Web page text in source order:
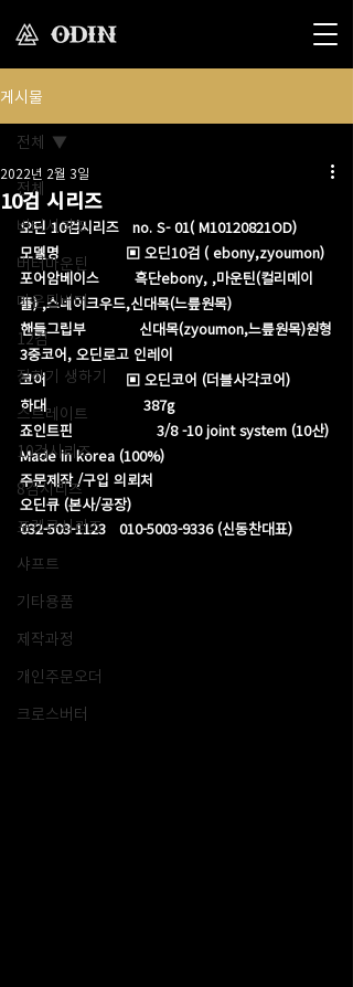
게시물
전체
버터시리즈
버터마운틴
마운틴버터
12검
장하기 생하기
스트레이트
10검시리즈
8검시리즈
포켓큐시리즈
샤프트
기타용품
제작과정
개인주문오더
크로스버터
전체
10검 시리즈
2022년 2월 3일
오딘 10검시리즈   no. S- 01( M10120821OD)
모델명               ▣ 오딘10검 ( ebony,zyoumon)
포어암베이스        흑단ebony, ,마운틴(컬리메이
플) ,스네이크우드,신대목(느릎원목)
핸들그립부            ​신대목(zyoumon,느릎원목)원형
3중코어, 오딘로고 인레이
코어                  ▣ 오딘코어 (더블사각코어)
하대                      387g​
죠인트핀                   3/8 -10 joint system (10산)
Made in korea (100%)
주문제작 /구입 의뢰처
오딘큐 (본사/공장)
032-503-1123   010-5003-9336 (신동찬대표)